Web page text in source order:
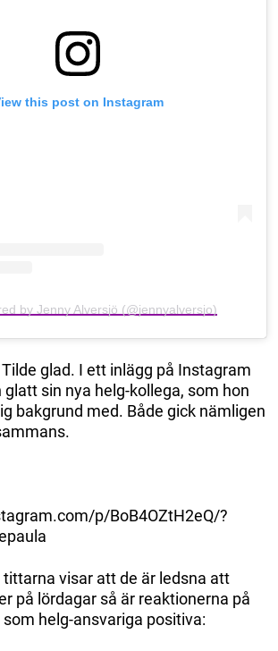
this post on Instagram
by Jenny Alversjö (@jennyalversjo)
glad. I ett inlägg på Instagram
sin nya helg-kollega, som hon
bakgrund med. Både gick nämligen
p/BoB4OZtH2eQ/?
visar att de är ledsna att
på lördagar så är reaktionerna på
helg-ansvariga positiva: